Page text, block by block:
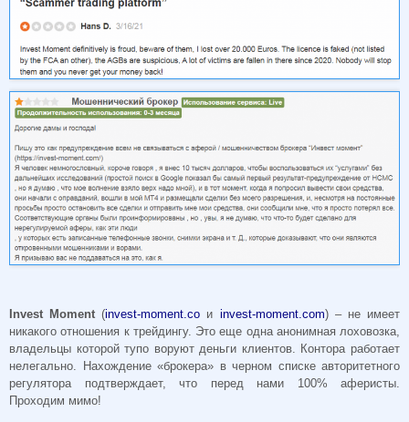
Invest Moment (invest-moment.co и invest-moment.com) – не имеет
никакого отношения к трейдингу. Это еще одна анонимная лоховозка,
владельцы которой тупо воруют деньги клиентов. Контора работает
нелегально. Нахождение «брокера» в черном списке авторитетного
регулятора подтверждает, что перед нами 100% аферисты.
Проходим мимо!